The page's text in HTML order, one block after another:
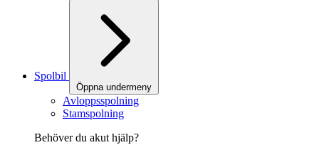
Spolbil
Öppna undermeny
Avloppsspolning
Stamspolning
Behöver du akut hjälp?